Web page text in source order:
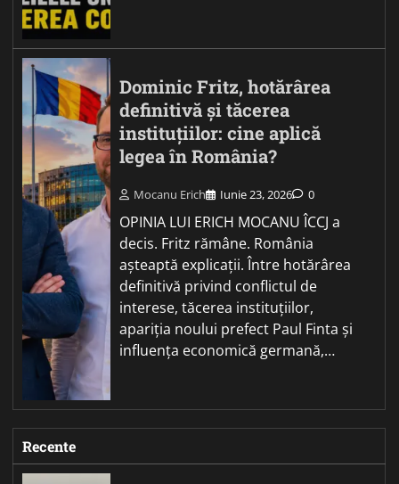
Dominic Fritz, hotărârea
definitivă și tăcerea
instituțiilor: cine aplică
legea în România?
Mocanu Erich Iunie 23, 2026 0
OPINIA LUI ERICH MOCANU ÎCCJ a
decis. Fritz rămâne. România
așteaptă explicații. Între hotărârea
definitivă privind conflictul de
interese, tăcerea instituțiilor,
apariția noului prefect Paul Finta și
influența economică germană,…
Recente